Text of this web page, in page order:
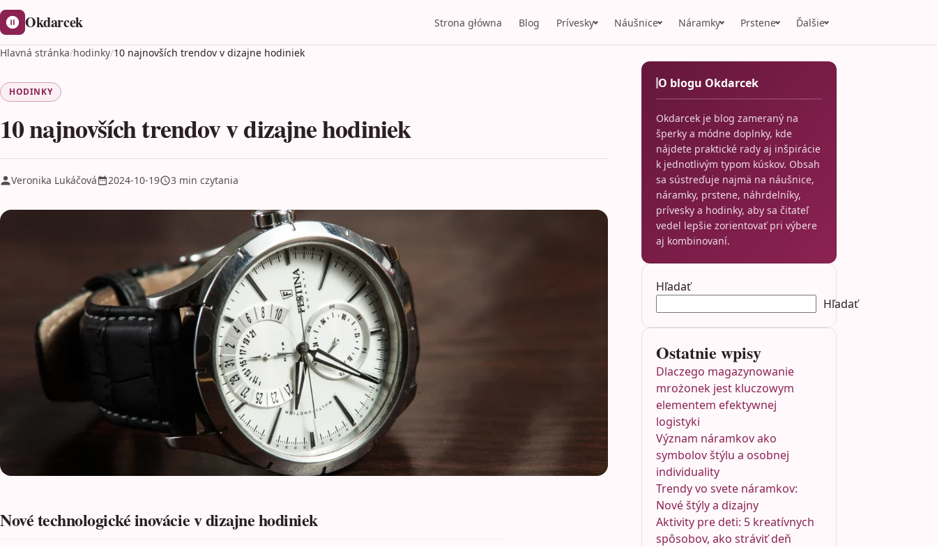
Okdarcek Strona główna Blog Prívesky Náušnice Náramky Prstene Ďalšie
Hlavná stránka/hodinky/10 najnovších trendov v dizajne hodiniek
HODINKY
10 najnovších trendov v dizajne hodiniek
Veronika Lukáčová 2024-10-19 3 min czytania
Nové technologické inovácie v dizajne hodiniek
O blogu Okdarcek
Okdarcek je blog zameraný na
šperky a módne doplnky, kde
nájdete praktické rady aj inšpirácie
k jednotlivým typom kúskov. Obsah
sa sústreďuje najmä na náušnice,
náramky, prstene, náhrdelníky,
prívesky a hodinky, aby sa čitateľ
vedel lepšie zorientovať pri výbere
aj kombinovaní.
Hľadať
Hľadať
Ostatnie wpisy
Dlaczego magazynowanie
mrożonek jest kluczowym
elementem efektywnej
logistyki
Význam náramkov ako
symbolov štýlu a osobnej
individuality
Trendy vo svete náramkov:
Nové štýly a dizajny
Aktivity pre deti: 5 kreatívnych
spôsobov, ako stráviť deň